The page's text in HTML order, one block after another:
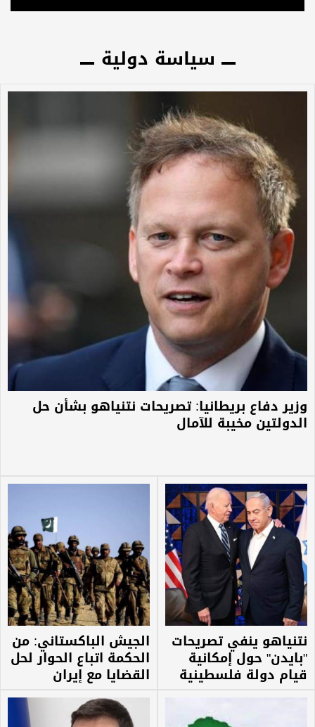
سياسة دولية
وزير دفاع بريطانيا: تصريحات نتنياهو بشأن حل
الدولتين مخيبة للآمال
نتنياهو ينفي تصريحات
"بايدن" حول إمكانية
قيام دولة فلسطينية
خلال رئاسته للحكومة
الجيش الباكستاني: من
الحكمة اتباع الحوار لحل
القضايا مع إيران